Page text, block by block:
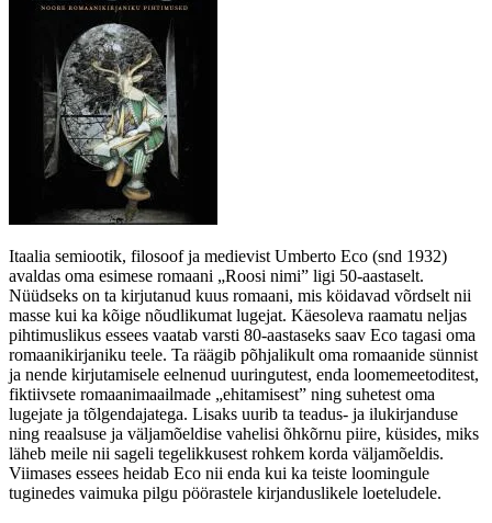
Itaalia semiootik, filosoof ja medievist Umberto Eco (snd 1932)
avaldas oma esimese romaani „Roosi nimi” ligi 50-aastaselt.
Nüüdseks on ta kirjutanud kuus romaani, mis köidavad võrdselt nii
masse kui ka kõige nõudlikumat lugejat. Käesoleva raamatu neljas
pihtimuslikus essees vaatab varsti 80-aastaseks saav Eco tagasi oma
romaanikirjaniku teele. Ta räägib põhjalikult oma romaanide sünnist
ja nende kirjutamisele eelnenud uuringutest, enda loomemeetoditest,
fiktiivsete romaanimaailmade „ehitamisest” ning suhetest oma
lugejate ja tõlgendajatega. Lisaks uurib ta teadus- ja ilukirjanduse
ning reaalsuse ja väljamõeldise vahelisi õhkõrnu piire, küsides, miks
läheb meile nii sageli tegelikkusest rohkem korda väljamõeldis.
Viimases essees heidab Eco nii enda kui ka teiste loomingule
tuginedes vaimuka pilgu pöörastele kirjanduslikele loeteludele.